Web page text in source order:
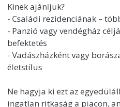
Kinek ajánljuk?
- Családi rezidenciának –
- Panzió vagy vendégház
befektetés
- Vadászházként vagy
életstílus
Ne hagyja ki ezt az
ingatlan ritkaság a piacon,